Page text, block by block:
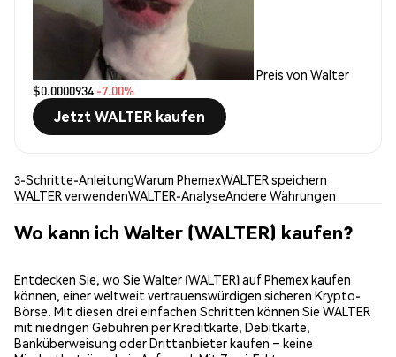
Preis von Walter
$0.0000934 -7.00%
Jetzt WALTER kaufen
3-Schritte-AnleitungWarum PhemexWALTER speichern
WALTER verwendenWALTER-AnalyseAndere Währungen
Wo kann ich Walter (WALTER) kaufen?
Entdecken Sie, wo Sie Walter (WALTER) auf Phemex kaufen
können, einer weltweit vertrauenswürdigen sicheren Krypto-
Börse. Mit diesen drei einfachen Schritten können Sie WALTER
mit niedrigen Gebühren per Kreditkarte, Debitkarte,
Banküberweisung oder Drittanbieter kaufen – keine